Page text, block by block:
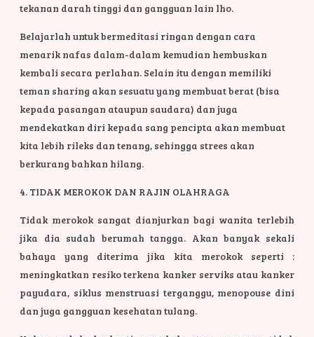
tekanan darah tinggi dan gangguan lain lho.
Belajarlah untuk bermeditasi ringan dengan cara
menarik nafas dalam-dalam kemudian hembuskan
kembali secara perlahan. Selain itu dengan memiliki
teman sharing akan sesuatu yang membuat berat (bisa
kepada pasangan ataupun saudara) dan juga
mendekatkan diri kepada sang pencipta akan membuat
kita lebih rileks dan tenang, sehingga strees akan
berkurang bahkan hilang.
4. TIDAK MEROKOK DAN RAJIN OLAHRAGA
Tidak merokok sangat dianjurkan bagi wanita terlebih
jika dia sudah berumah tangga. Akan banyak sekali
bahaya yang diterima jika kita merokok seperti :
meningkatkan resiko terkena kanker serviks atau kanker
payudara, siklus menstruasi terganggu, menopouse dini
dan juga gangguan kesehatan tulang.